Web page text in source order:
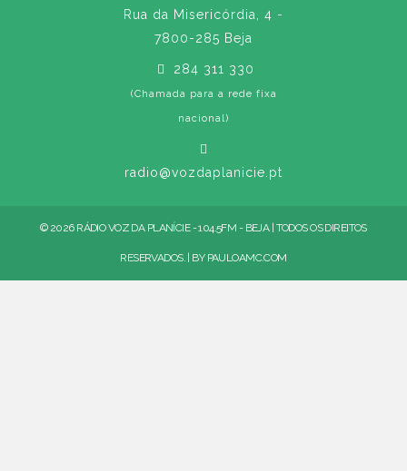
Rua da Misericórdia, 4 -
7800-285 Beja
284 311 330
(Chamada para a rede fixa
nacional)
radio@vozdaplanicie.pt
© 2026 RÁDIO VOZ DA PLANÍCIE - 104.5FM - BEJA | TODOS OS DIREITOS
RESERVADOS. | BY PAULOAMC.COM